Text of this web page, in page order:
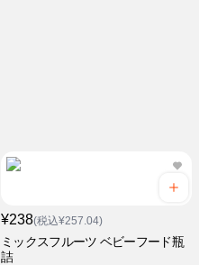
¥238(税込¥257.04)
ミックスフルーツ ベビーフード瓶
詰